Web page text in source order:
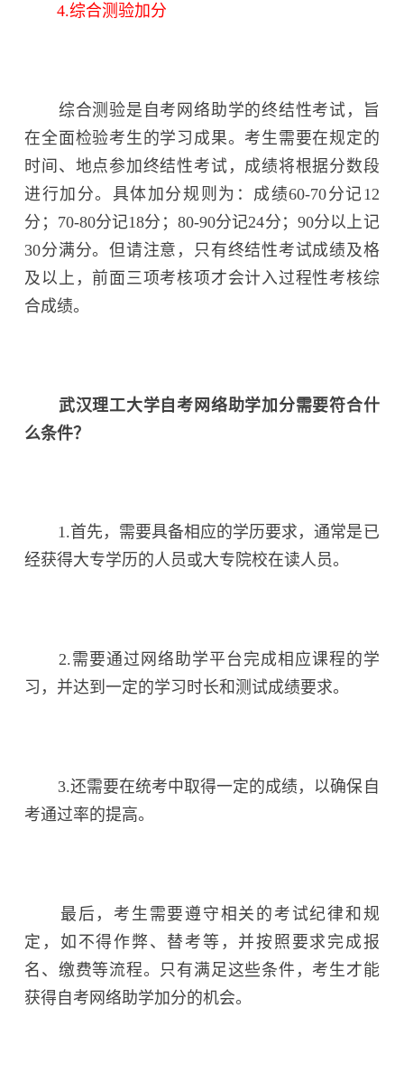
4.综合测验加分
综合测验是自考网络助学的终结性考试，旨
在全面检验考生的学习成果。考生需要在规定的
时间、地点参加终结性考试，成绩将根据分数段
进行加分。具体加分规则为：成绩60-70分记12
分；70-80分记18分；80-90分记24分；90分以上记
30分满分。但请注意，只有终结性考试成绩及格
及以上，前面三项考核项才会计入过程性考核综
合成绩。
武汉理工大学自考网络助学加分需要符合什
么条件？
1.首先，需要具备相应的学历要求，通常是已
经获得大专学历的人员或大专院校在读人员。
2.需要通过网络助学平台完成相应课程的学
习，并达到一定的学习时长和测试成绩要求。
3.还需要在统考中取得一定的成绩，以确保自
考通过率的提高。
最后，考生需要遵守相关的考试纪律和规
定，如不得作弊、替考等，并按照要求完成报
名、缴费等流程。只有满足这些条件，考生才能
获得自考网络助学加分的机会。